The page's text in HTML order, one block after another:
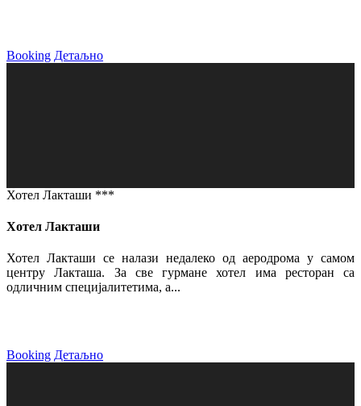
Booking Детаљно
Хотел Лакташи ***
Хотел Лакташи
Хотел Лакташи се налази недалеко од аеродрома у самом
центру Лакташа. За све гурмане хотел има ресторан са
одличним специјалитетима, а...
Booking Детаљно